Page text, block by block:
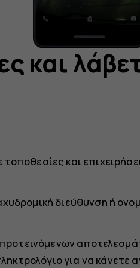
και
και
διεύθυνση ή
για να κάνετε